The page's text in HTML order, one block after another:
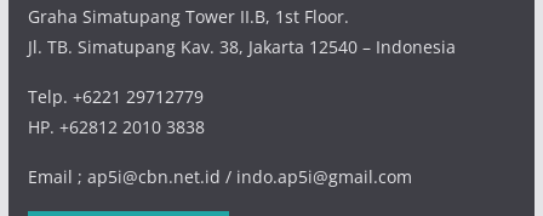
Graha Simatupang Tower II.B, 1st Floor.
Jl. TB. Simatupang Kav. 38, Jakarta 12540 – Indonesia
Telp. +6221 29712779
HP. +62812 2010 3838
Email ; ap5i@cbn.net.id / indo.ap5i@gmail.com